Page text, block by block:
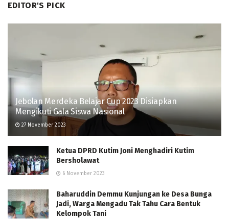
EDITOR'S PICK
Jebolan Merdeka Belajar Cup 2023 Disiapkan
Mengikuti Gala Siswa Nasional
27 November 2023
Ketua DPRD Kutim Joni Menghadiri Kutim
Bersholawat
6 November 2023
Baharuddin Demmu Kunjungan ke Desa Bunga
Jadi, Warga Mengadu Tak Tahu Cara Bentuk
Kelompok Tani